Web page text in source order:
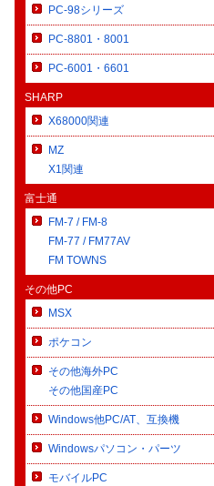
PC-98シリーズ
PC-8801・8001
PC-6001・6601
SHARP
X68000関連
MZ
X1関連
富士通
FM-7 / FM-8
FM-77 / FM77AV
FM TOWNS
その他PC
MSX
ポケコン
その他海外PC
その他国産PC
Windows他PC/AT、互換機
Windowsパソコン・パーツ
モバイルPC